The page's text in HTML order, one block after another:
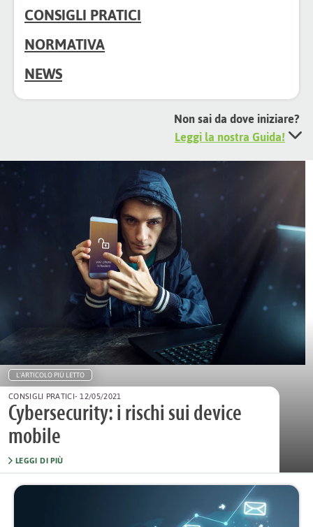
CONSIGLI PRATICI
NORMATIVA
NEWS
Non sai da dove iniziare?
Leggi la nostra Guida!
L'ARTICOLO PIÙ LETTO
CONSIGLI PRATICI- 12/05/2021
Cybersecurity: i rischi sui device
mobile
LEGGI DI PIÙ